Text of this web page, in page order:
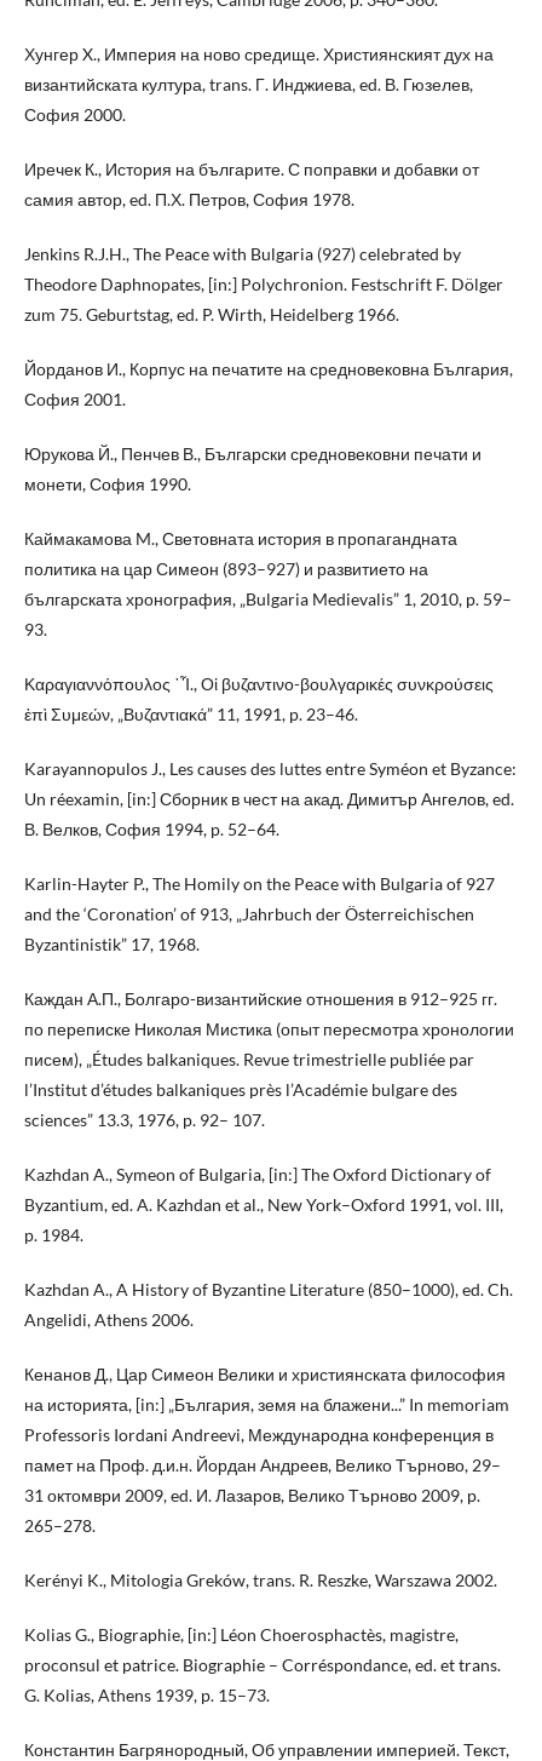
Хунгер X., Империя на ново средище. Християнският дух на
византийската култура, trans. Г. Инджиева, ed. В. Гюзелев,
София 2000.
Иречек К., История на българите. С поправки и добавки от
самия автор, ed. П.Х. Петров, София 1978.
Jenkins R.J.H., The Peace with Bulgaria (927) celebrated by
Theodore Daphnopates, [in:] Polychronion. Festschrift F. Dölger
zum 75. Geburtstag, ed. P. Wirth, Heidelberg 1966.
Йорданов И., Корпус на печатите на средновековна България,
София 2001.
Юрукова Й., Пенчев В., Български средновековни печати и
монети, София 1990.
Каймакамова M., Световната история в пропагандната
политика на цар Симеон (893–927) и развитието на
българската хронография, „Bulgaria Medievalis” 1, 2010, p. 59–
93.
Καραγιαννόπουλος ᾽Ἶ., Οἱ βυζαντινο-βουλγαρικές συνκρούσεις
ἐπὶ Συμεών, „Βυζαντιακά” 11, 1991, p. 23–46.
Karayannopulos J., Les causes des luttes entre Syméon et Byzance:
Un réexamin, [in:] Сборник в чест на акад. Димитър Ангелов, ed.
В. Велков, София 1994, p. 52–64.
Karlin-Hayter P., The Homily on the Peace with Bulgaria of 927
and the ‘Coronation’ of 913, „Jahrbuch der Österreichischen
Byzantinistik” 17, 1968.
Каждан А.П., Болгаро-византийские отношения в 912–925 гг.
по переписке Николая Мистика (опыт пересмотра хронологии
писем), „Études balkaniques. Revue trimestrielle publiée par
l’Institut d’études balkaniques près l’Académie bulgare des
sciences” 13.3, 1976, p. 92– 107.
Kazhdan A., Symeon of Bulgaria, [in:] The Oxford Dictionary of
Byzantium, ed. A. Kazhdan et al., New York–Oxford 1991, vol. III,
p. 1984.
Kazhdan A., A History of Byzantine Literature (850–1000), ed. Ch.
Angelidi, Athens 2006.
Кенанов Д., Цар Симеон Велики и християнската философия
на историята, [in:] „България, земя на блажени...” In memoriam
Professoris Iordani Andreevi, Международна конференция в
памет на Проф. д.и.н. Йордан Андреев, Велико Търново, 29–
31 октомври 2009, ed. И. Лазаров, Велико Търново 2009, p.
265–278.
Kerényi K., Mitologia Greków, trans. R. Reszke, Warszawa 2002.
Kolias G., Biographie, [in:] Léon Choerosphactès, magistre,
proconsul et patrice. Biographie – Corréspondance, ed. et trans.
G. Kolias, Athens 1939, p. 15–73.
Константин Багрянородный, Об управлении империей. Текст,